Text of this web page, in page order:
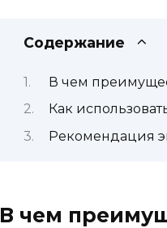
Содержание
В чем
Как
Рекомендация
В чем